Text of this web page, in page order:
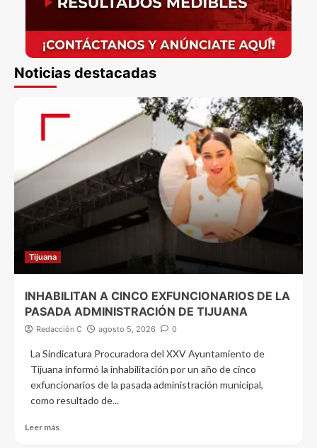
Noticias destacadas
Tijuana
INHABILITAN A CINCO EXFUNCIONARIOS DE LA
PASADA ADMINISTRACIÓN DE TIJUANA
Redacción C agosto 5, 2026 0
La Sindicatura Procuradora del XXV Ayuntamiento de
Tijuana informó la inhabilitación por un año de cinco
exfuncionarios de la pasada administración municipal,
como resultado de...
Leer más